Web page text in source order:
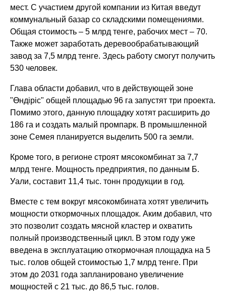
мест. С участием другой компании из Китая введут
коммунальный базар со складскими помещениями.
Общая стоимость – 5 млрд тенге, рабочих мест – 70.
Также может заработать деревообрабатывающий
завод за 7,5 млрд тенге. Здесь работу смогут получить
530 человек.
Глава области добавил, что в действующей зоне
"Өндіріс" общей площадью 96 га запустят три проекта.
Помимо этого, данную площадку хотят расширить до
186 га и создать малый промпарк. В промышленной
зоне Семея планируется выделить 500 га земли.
Кроме того, в регионе строят мясокомбинат за 7,7
млрд тенге. Мощность предприятия, по данным Б.
Уали, составит 11,4 тыс. тонн продукции в год.
Вместе с тем вокруг мясокомбината хотят увеличить
мощности откормочных площадок. Аким добавил, что
это позволит создать мясной кластер и охватить
полный производственный цикл. В этом году уже
введена в эксплуатацию откормочная площадка на 5
тыс. голов общей стоимостью 1,7 млрд тенге. При
этом до 2031 года запланировано увеличение
мощностей с 21 тыс. до 86,5 тыс. голов.